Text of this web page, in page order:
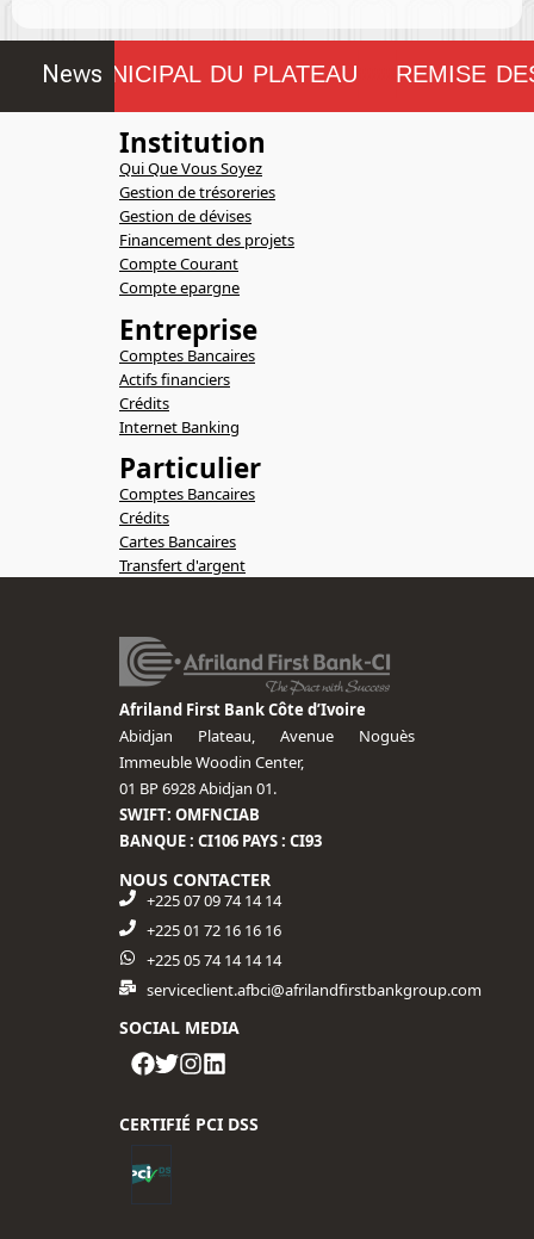
News
MUNICIPAL DU PLATEAU!!!!!!!! REMISE
Institution
Qui Que Vous Soyez
Gestion de trésoreries
Gestion de dévises
Financement des projets
Compte Courant
Compte epargne
Entreprise
Comptes Bancaires
Actifs financiers
Crédits
Internet Banking
Particulier
Comptes Bancaires
Crédits
Cartes Bancaires
Transfert d'argent
Afriland First Bank Côte d’Ivoire
Abidjan Plateau, Avenue Noguès
Immeuble Woodin Center,
01 BP 6928 Abidjan 01.
SWIFT: OMFNCIAB
BANQUE : CI106 PAYS : CI93
NOUS CONTACTER
+225 07 09 74 14 14
+225 01 72 16 16 16​
+225 05 74 14 14 14
serviceclient.afbci@afrilandfirstbankgroup.com
SOCIAL MEDIA
CERTIFIÉ PCI DSS